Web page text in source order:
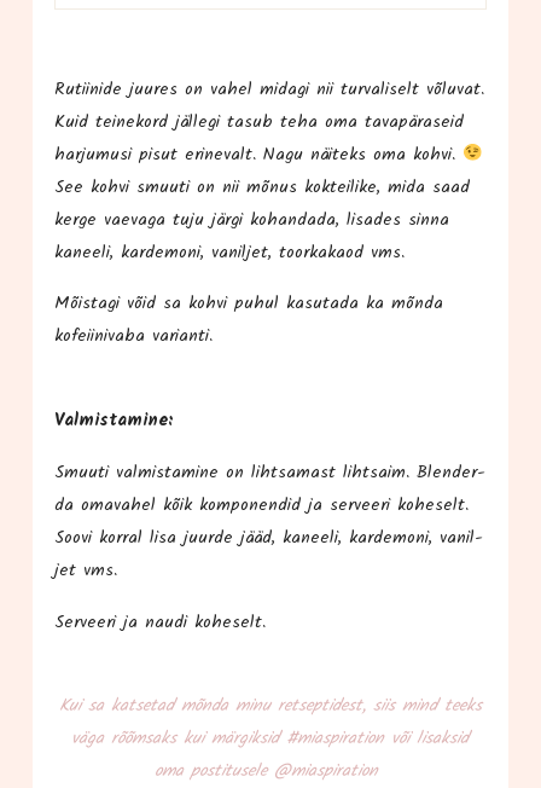
Rutii­ni­de juu­res on vahel mida­gi nii tur­va­li­selt võlu­vat.
Kuid tei­ne­kord jäl­le­gi tasub teha oma tava­pä­ra­seid
har­ju­mu­si pisut eri­ne­valt. Nagu näi­teks oma koh­vi.
See koh­vi smuu­ti on nii mõnus kok­tei­li­ke, mida saad
ker­ge vae­va­ga tuju jär­gi kohan­da­da, lisa­des sin­na
kanee­li, kar­de­mo­ni, vanil­jet, toor­ka­kaod vms.
Mõis­ta­gi võid sa koh­vi puhul kasu­ta­da ka mõn­da
kofeii­ni­va­ba varianti.
Val­mis­ta­mi­ne:
Smuu­ti val­mis­ta­mi­ne on liht­sa­mast liht­saim. Blen­der­
da oma­va­hel kõik kom­po­nen­did ja ser­vee­ri kohe­selt.
Soo­vi kor­ral lisa juur­de jääd, kanee­li, kar­de­mo­ni, vanil­
jet vms.
Ser­vee­ri ja nau­di koheselt.
Kui sa kat­se­tad mõn­da minu ret­sep­ti­dest, siis mind teeks
väga rõõm­saks kui mär­gik­sid #mias­pi­ra­tion või lisak­sid
oma pos­ti­tu­se­le @miaspiration